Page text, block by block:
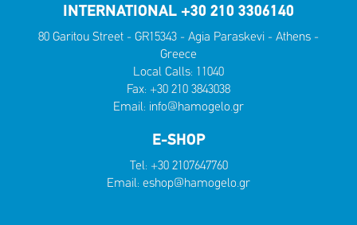
INTERNATIONAL +30 210 3306140
80 Garitou Street - GR15343 - Agia Paraskevi - Athens -
Greece
Local Calls: 11040
Fax: +30 210 3843038
Email: info@hamogelo.gr
E-SHOP
Tel: +30 2107647760
Email: eshop@hamogelo.gr